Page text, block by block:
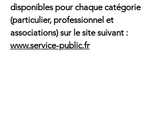
disponibles pour chaque catégorie
(particulier, professionnel et
associations) sur le site suivant :
www.service-public.fr